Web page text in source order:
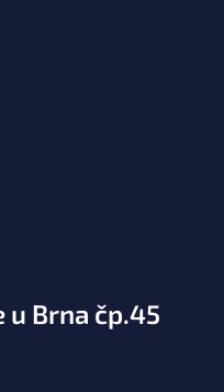
Brna čp.45